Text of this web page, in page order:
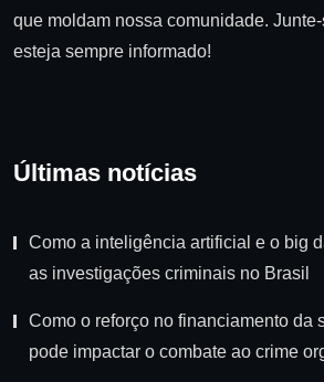
que moldam nossa comunidade.
esteja sempre informado!
Últimas notícias
Como a inteligência artificial e o big
as investigações criminais no Brasil
Como o reforço no financiamento da
pode impactar o combate ao crime